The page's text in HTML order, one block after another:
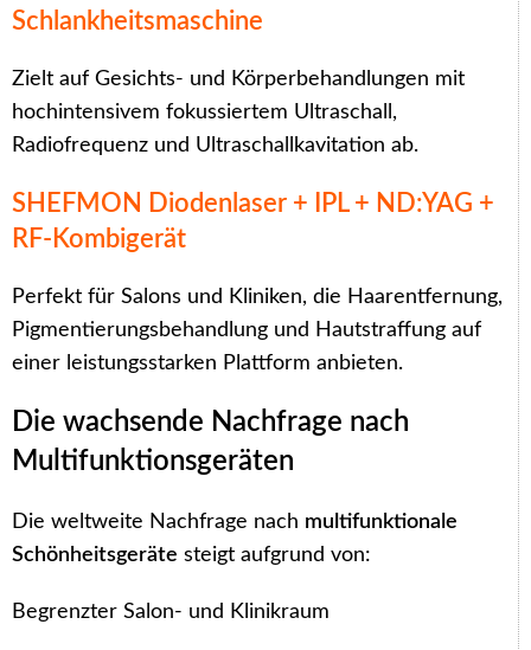
Schlankheitsmaschine
Zielt auf Gesichts- und Körperbehandlungen mit
hochintensivem fokussiertem Ultraschall,
Radiofrequenz und Ultraschallkavitation ab.
SHEFMON Diodenlaser + IPL + ND:YAG +
RF-Kombigerät
Perfekt für Salons und Kliniken, die Haarentfernung,
Pigmentierungsbehandlung und Hautstraffung auf
einer leistungsstarken Plattform anbieten.
Die wachsende Nachfrage nach
Multifunktionsgeräten
Die weltweite Nachfrage nach multifunktionale
Schönheitsgeräte steigt aufgrund von:
Begrenzter Salon- und Klinikraum